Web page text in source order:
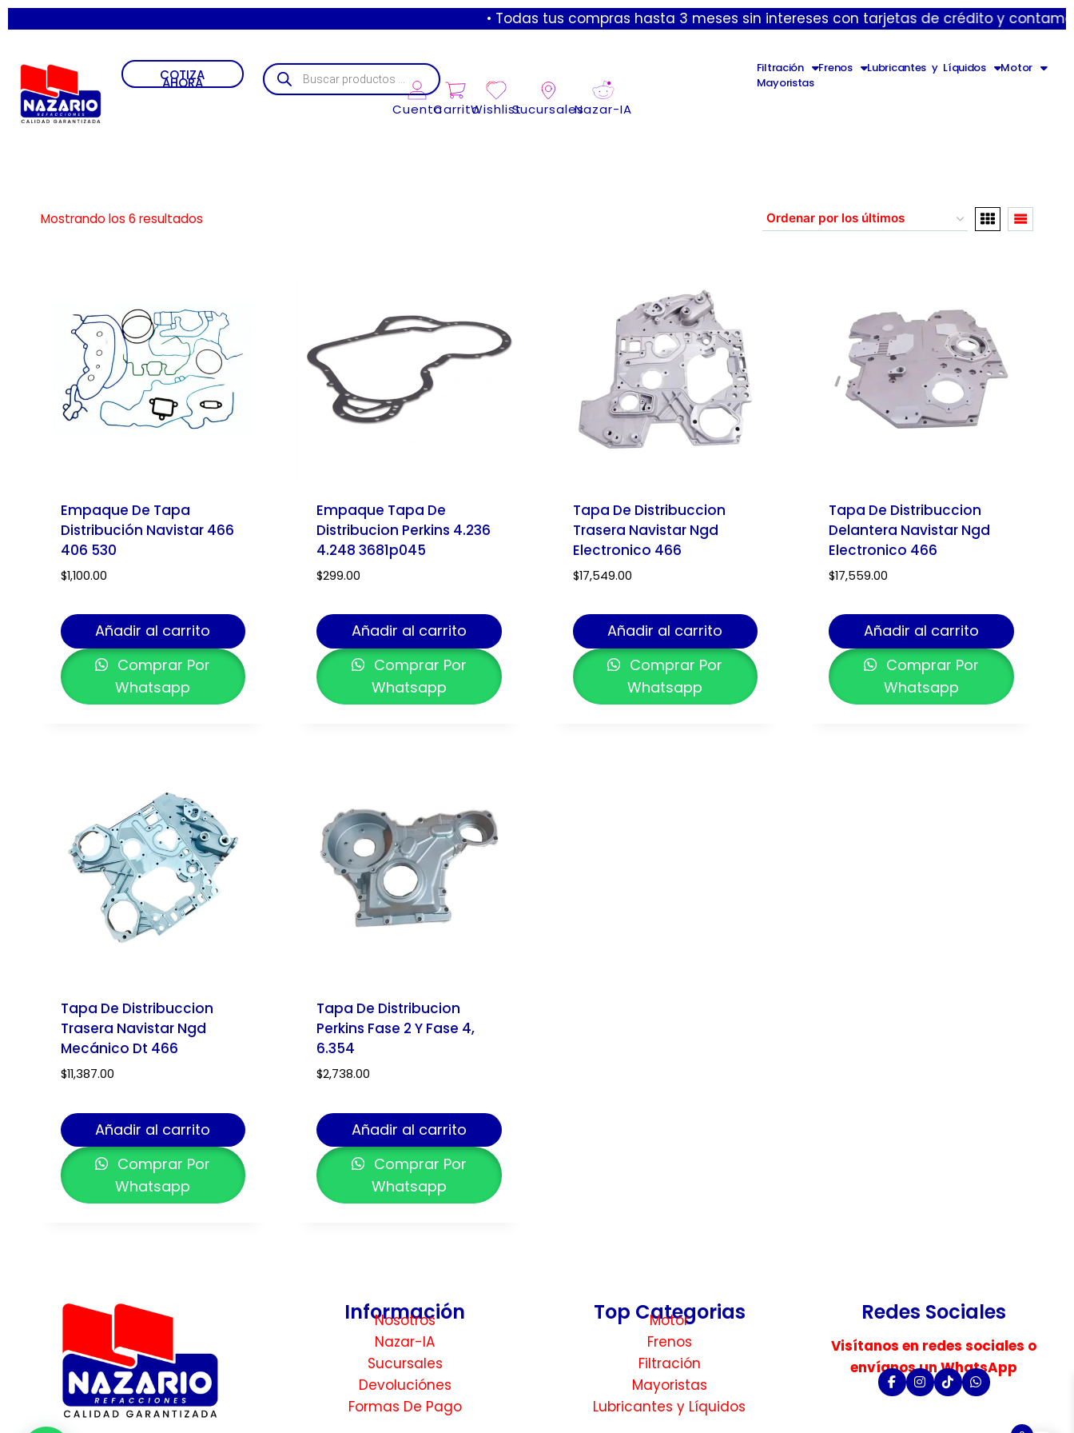
• Todas tus compras hasta 3 meses sin intereses con tarjetas de crédito y contamos
COTIZA
AHORA
CuentaCarritoWishlistSucursalesNazar-IA
Filtración Frenos Lubricantes y Líquidos
Motor
Mayoristas
Mostrando los 6 resultados
Empaque De Tapa
Distribución Navistar 466
406 530
$1,100.00
Añadir al carrito
Comprar Por
Whatsapp
Empaque Tapa De
Distribucion Perkins 4.236
4.248 3681p045
$299.00
Añadir al carrito
Comprar Por
Whatsapp
Tapa De Distribuccion
Trasera Navistar Ngd
Electronico 466
$17,549.00
Añadir al carrito
Comprar Por
Whatsapp
Tapa De Distribuccion
Delantera Navistar Ngd
Electronico 466
$17,559.00
Añadir al carrito
Comprar Por
Whatsapp
Tapa De Distribuccion
Trasera Navistar Ngd
Mecánico Dt 466
$11,387.00
Añadir al carrito
Comprar Por
Whatsapp
Tapa De Distribucion
Perkins Fase 2 Y Fase 4,
6.354
$2,738.00
Añadir al carrito
Comprar Por
Whatsapp
Información
Nosotros
Nazar-IA
Sucursales
Devoluciónes
Formas De Pago
Top Categorias
Motor
Frenos
Filtración
Mayoristas
Lubricantes y Líquidos
Redes Sociales
Visítanos en redes sociales o
envíanos un WhatsApp